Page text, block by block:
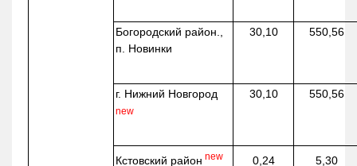
Богородский район.,
п. Новинки
30,10 550,56
г. Нижний Новгород
new
30,10 550,56
Кстовский район new 0,24 5,30